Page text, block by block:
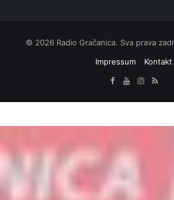
© 2026 Radio Gračanica. Sva prava
Impressum
Kontakt